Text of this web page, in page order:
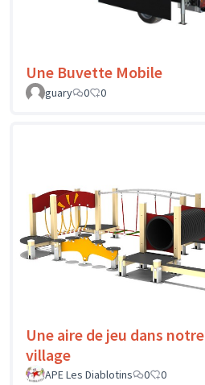
Une Buvette Mobile
guary
0 0
Une aire de jeu dans notre
village
APE Les Diablotins
0 0